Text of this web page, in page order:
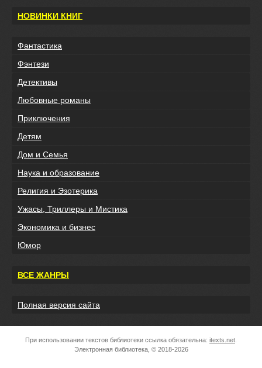
НОВИНКИ КНИГ
Фантастика
Фэнтези
Детективы
Любовные романы
Приключения
Детям
Дом и Семья
Наука и образование
Религия и Эзотерика
Ужасы, Триллеры и Мистика
Экономика и бизнес
Юмор
ВСЕ ЖАНРЫ
Полная версия сайта
При использовании текстов библиотеки ссылка обязательна: itexts.net
Электронная библиотека, © 2018-2026